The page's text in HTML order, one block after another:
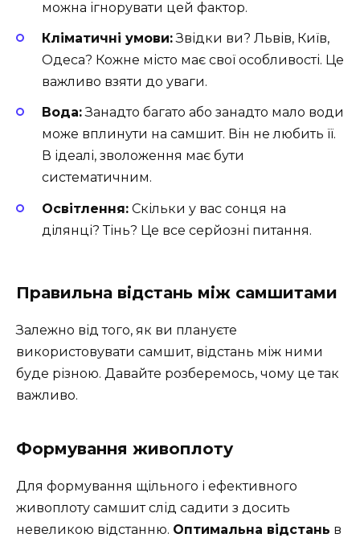
можна ігнорувати цей фактор.
Кліматичні умови:Звідки ви? Львів, Київ,
Одеса? Кожне місто має свої особливості. Це
важливо взяти до уваги.
Вода:Занадто багато або занадто мало води
може вплинути на самшит. Він не любить її.
В ідеалі, зволоження має бути
систематичним.
Освітлення: Скільки у вас сонця на
ділянці? Тінь? Це все серйозні питання.
Правильна відстань між самшитами
Залежно від того, як ви плануєте
використовувати самшит, відстань між ними
буде різною. Давайте розберемось, чому це так
важливо.
Формування живоплоту
Для формування щільного і ефективного
живоплоту самшит слід садити з досить
невеликою відстанню. Оптимальна відстань в